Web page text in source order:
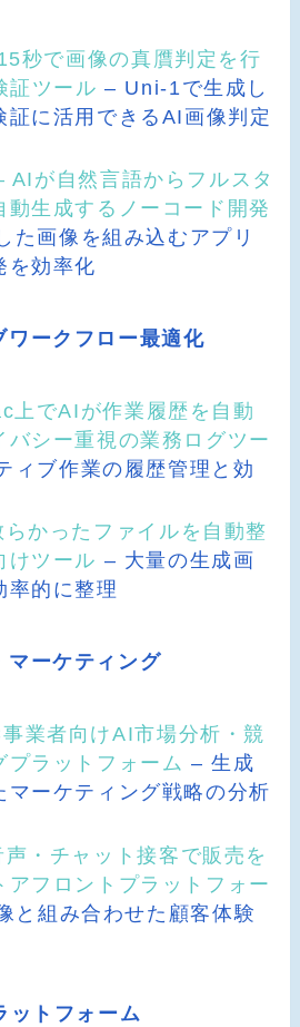
秒で画像の真贋判定を行
証ツール – Uni-1で生成し
証に活用できるAI画像判定
が自然言語からフルスタ
動生成するノーコード開発
た画像を組み込むアプリ
を効率化
ワークフロー最適化
上でAIが作業履歴を自動
バシー重視の業務ログツー
ィブ作業の履歴管理と効
かったファイルを自動整
けツール – 大量の生成画
率的に整理
マーケティング
業者向けAI市場分析・競
プラットフォーム – 生成
マーケティング戦略の分析
・チャット接客で販売を
アフロントプラットフォー
と組み合わせた顧客体験
ットフォーム